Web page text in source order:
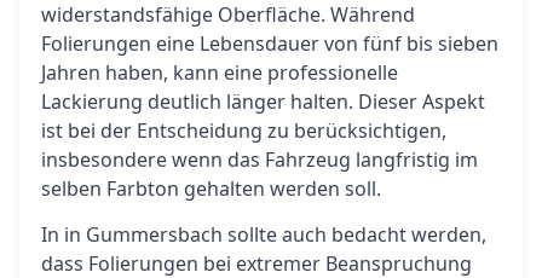
widerstandsfähige Oberfläche. Während
Folierungen eine Lebensdauer von fünf bis sieben
Jahren haben, kann eine professionelle
Lackierung deutlich länger halten. Dieser Aspekt
ist bei der Entscheidung zu berücksichtigen,
insbesondere wenn das Fahrzeug langfristig im
selben Farbton gehalten werden soll.
In in Gummersbach sollte auch bedacht werden,
dass Folierungen bei extremer Beanspruchung